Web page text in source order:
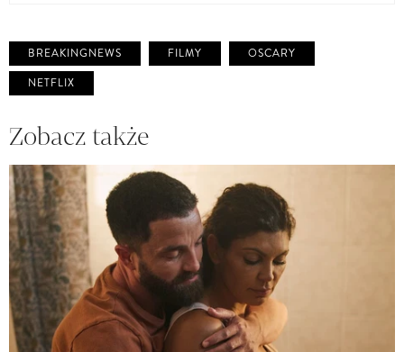
BREAKINGNEWS FILMY
OSCARY
NETFLIX
Zobacz także